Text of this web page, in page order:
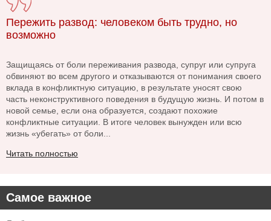
Самое важное
Пережить развод: человеком быть трудно, но
возможно
Защищаясь от боли переживания развода, супруг или супруга
обвиняют во всем другого и отказываются от понимания своего
вклада в конфликтную ситуацию, в результате уносят свою
часть неконструктивного поведения в будущую жизнь. И потом в
новой семье, если она образуется, создают похожие
конфликтные ситуации. В итоге человек вынужден или всю
жизнь «убегать» от боли...
Читать полностью